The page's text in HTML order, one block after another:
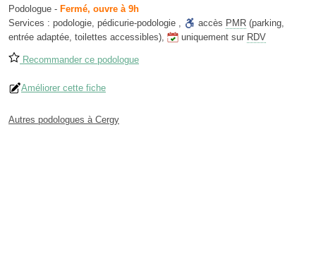
Podologue - Fermé, ouvre à 9h
Services : podologie, pédicurie-podologie , accès PMR (parking,
entrée adaptée, toilettes accessibles), uniquement sur RDV
Recommander ce podologue
Améliorer cette fiche
Autres podologues à Cergy